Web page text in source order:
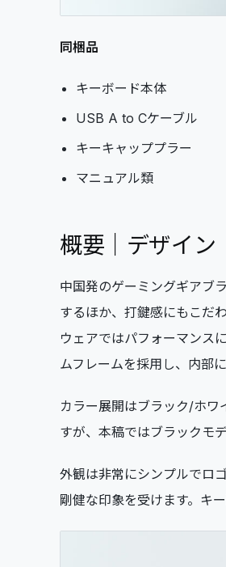
同梱品
キーボード本体
USB A to Cケーブル
キーキャッププラー
マニュアル類
概要｜デザイン
中国発のゲーミングギアブ
するほか、打鍵感にもこだ
ウェアではパフォーマンス
ムフレームを採用し、内部
カラー展開はブラック/ホ
すが、本稿ではブラックモ
外観は非常にシンプルでロ
剛健な印象を受けます。キ